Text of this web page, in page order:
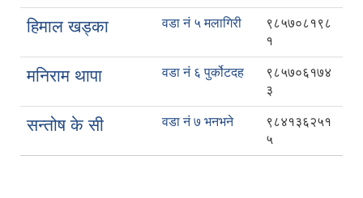
हिमाल खड्का वडा नं ५ मलागिरी
९८५७०८१९८
१
मनिराम थापा वडा नं ६ पुर्कोटदह
९८५७०६१७४
३
सन्तोष के सी वडा नं ७ भनभने
९८४१३६२५१
५